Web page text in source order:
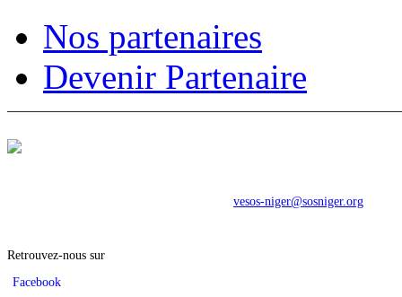
Nos partenaires
Devenir Partenaire
vesos-niger@sosniger.org
Retrouvez-nous sur
Facebook